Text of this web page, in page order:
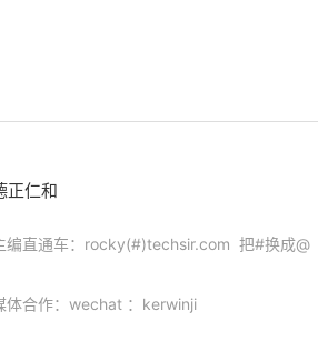
正仁和
编直通车：rocky(#)techsir.com 把#换成@
体合作：wechat ：kerwinji